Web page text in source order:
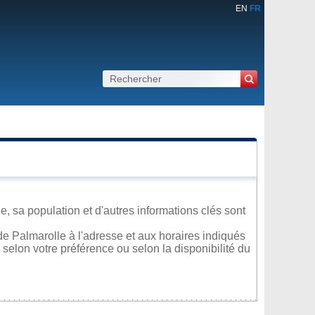
EN FR
sa population et d'autres informations clés sont
Palmarolle à l'adresse et aux horaires indiqués
votre préférence ou selon la disponibilité du